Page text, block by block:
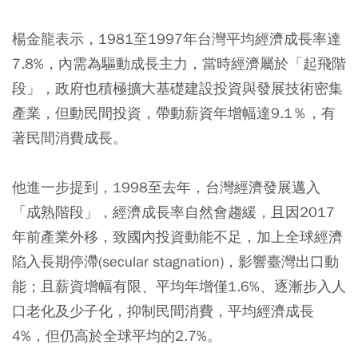
楊金龍表示，1981至1997年台灣平均經濟成長率達
7.8%，內需為驅動成長主力，當時經濟屬於「起飛階
段」，政府也積極擴大基礎建設投資與發展技術密集
產業，但動民間投資，帶動薪資年增幅達9.1％，有
著民間消費成長。
他進一步提到，1998至去年，台灣經濟發展邁入
「成熟階段」，經濟成長率自然會趨緩，且因2017
年前產業外移，致國內投資動能不足，加上全球經濟
陷入長期停滯(secular stagnation)，影響臺灣出口動
能；且薪資增幅有限、平均年增僅1.6%、逐漸步入人
口老化及少子化，抑制民間消費，平均經濟成長
4%，但仍高於全球平均的2.7%。